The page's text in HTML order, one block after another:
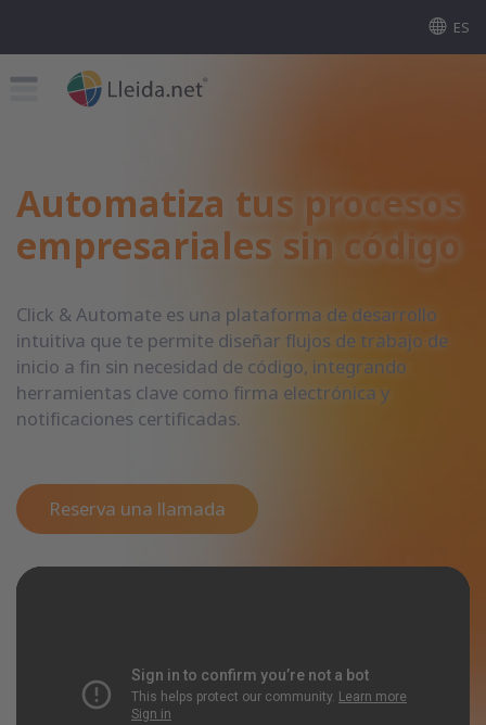
ES
Automatiza tus procesos
empresariales sin código
Click & Automate es una plataforma de desarrollo
intuitiva que te permite diseñar flujos de trabajo de
inicio a fin sin necesidad de código, integrando
herramientas clave como firma electrónica y
notificaciones certificadas.
Reserva una llamada